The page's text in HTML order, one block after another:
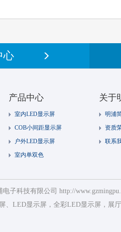
心
产品中心
室内LED显示屏
COB小间距显示屏
户外LED显示屏
室内单双色
关于
明浦
资质
联系
电子科技有限公司 http://
、LED显示屏，全彩LED显示屏，